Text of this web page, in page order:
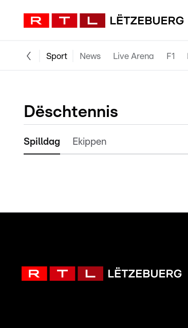
Sport News Live Arena F1
Dëschtennis
Spilldag Ekippen